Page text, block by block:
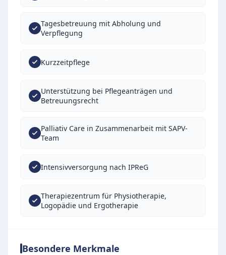
Tagesbetreuung mit Abholung und
Verpflegung
Kurzzeitpflege
Unterstützung bei Pflegeanträgen und
Betreuungsrecht
Palliativ Care in Zusammenarbeit mit SAPV-
Team
Intensivversorgung nach IPReG
Therapiezentrum für Physiotherapie,
Logopädie und Ergotherapie
Besondere Merkmale